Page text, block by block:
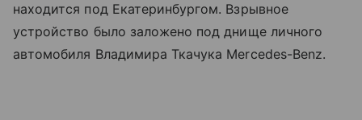
находится под Екатеринбургом. Взрывное
устройство было заложено под днище личного
автомобиля Владимира Ткачука Mercedes-Benz.